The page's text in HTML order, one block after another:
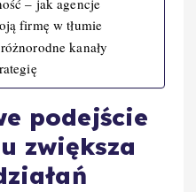
– jak agencje
firmę w tłumie
kanały
podejście
zwiększa